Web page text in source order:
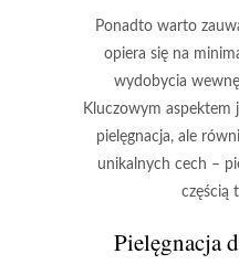
Ponadto warto
opiera się na
wydobycia
Kluczowym aspektem
pielęgnacja, ale
unikalnych cech –
częścią
Pielęgnacja